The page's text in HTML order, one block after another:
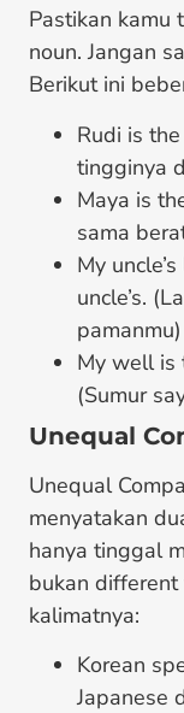
Pastikan kamu
noun. Jangan
Berikut ini
Rudi is
tingginya
Maya is
sama
My
uncle’s.
pamanmu)
My well is
(Sumur
Unequal
Unequal
menyatakan
hanya tinggal
bukan different
kalimatnya:
Korean
Japanese